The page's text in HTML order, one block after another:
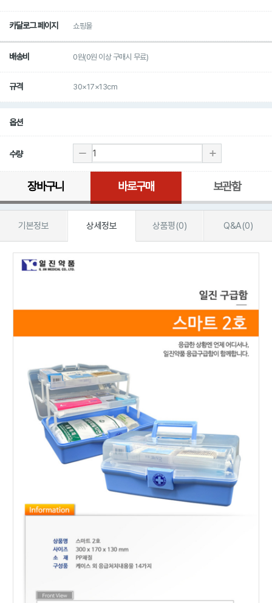
카달로그 페이지 쇼핑몰
배송비 0원(0원 이상 구매시 무료)
규격 30×17×13cm
옵션
수량
장바구니 바로구매 보관함
기본정보 상세정보 상품평(0) Q&A(0)